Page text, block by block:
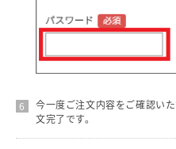
今一度ご注文内容をご確認い
文完了です。